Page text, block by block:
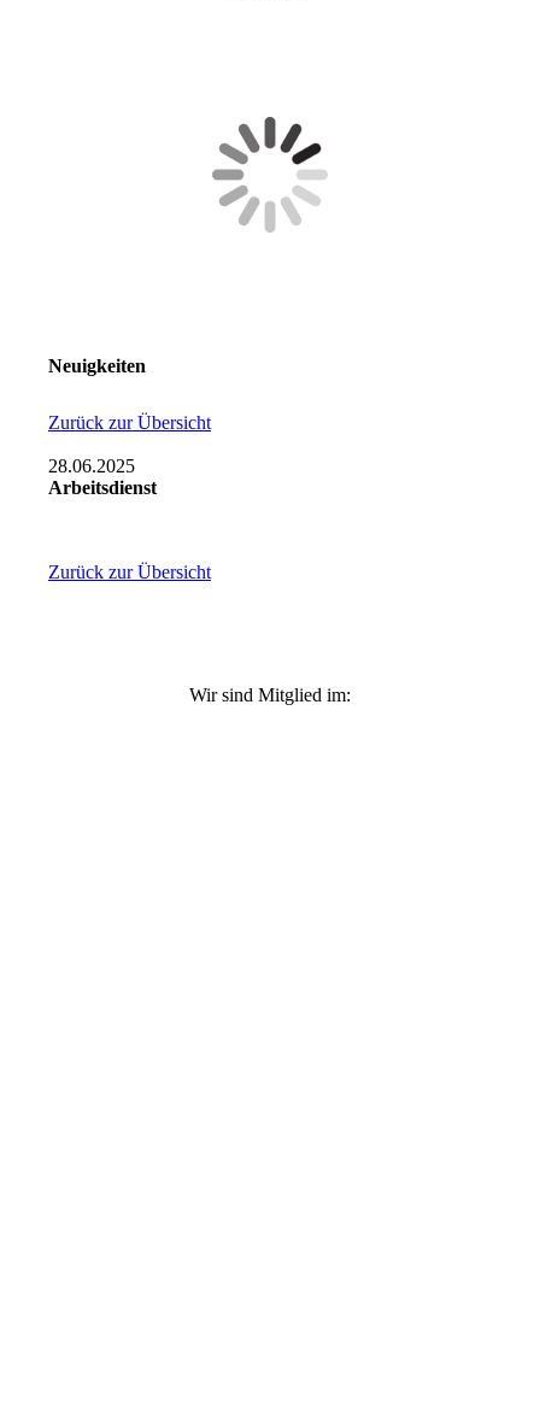
Neuigkeiten
Zurück zur Übersicht
28.06.2025
Arbeitsdienst
Zurück zur Übersicht
Wir sind Mitglied im: